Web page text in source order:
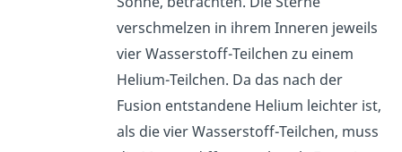
verschmelzen in ihrem Inneren jeweils
vier Wasserstoff-Teilchen zu einem
Helium-Teilchen. Da das nach der
Fusion entstandene Helium leichter ist,
als die vier Wasserstoff-Teilchen, muss